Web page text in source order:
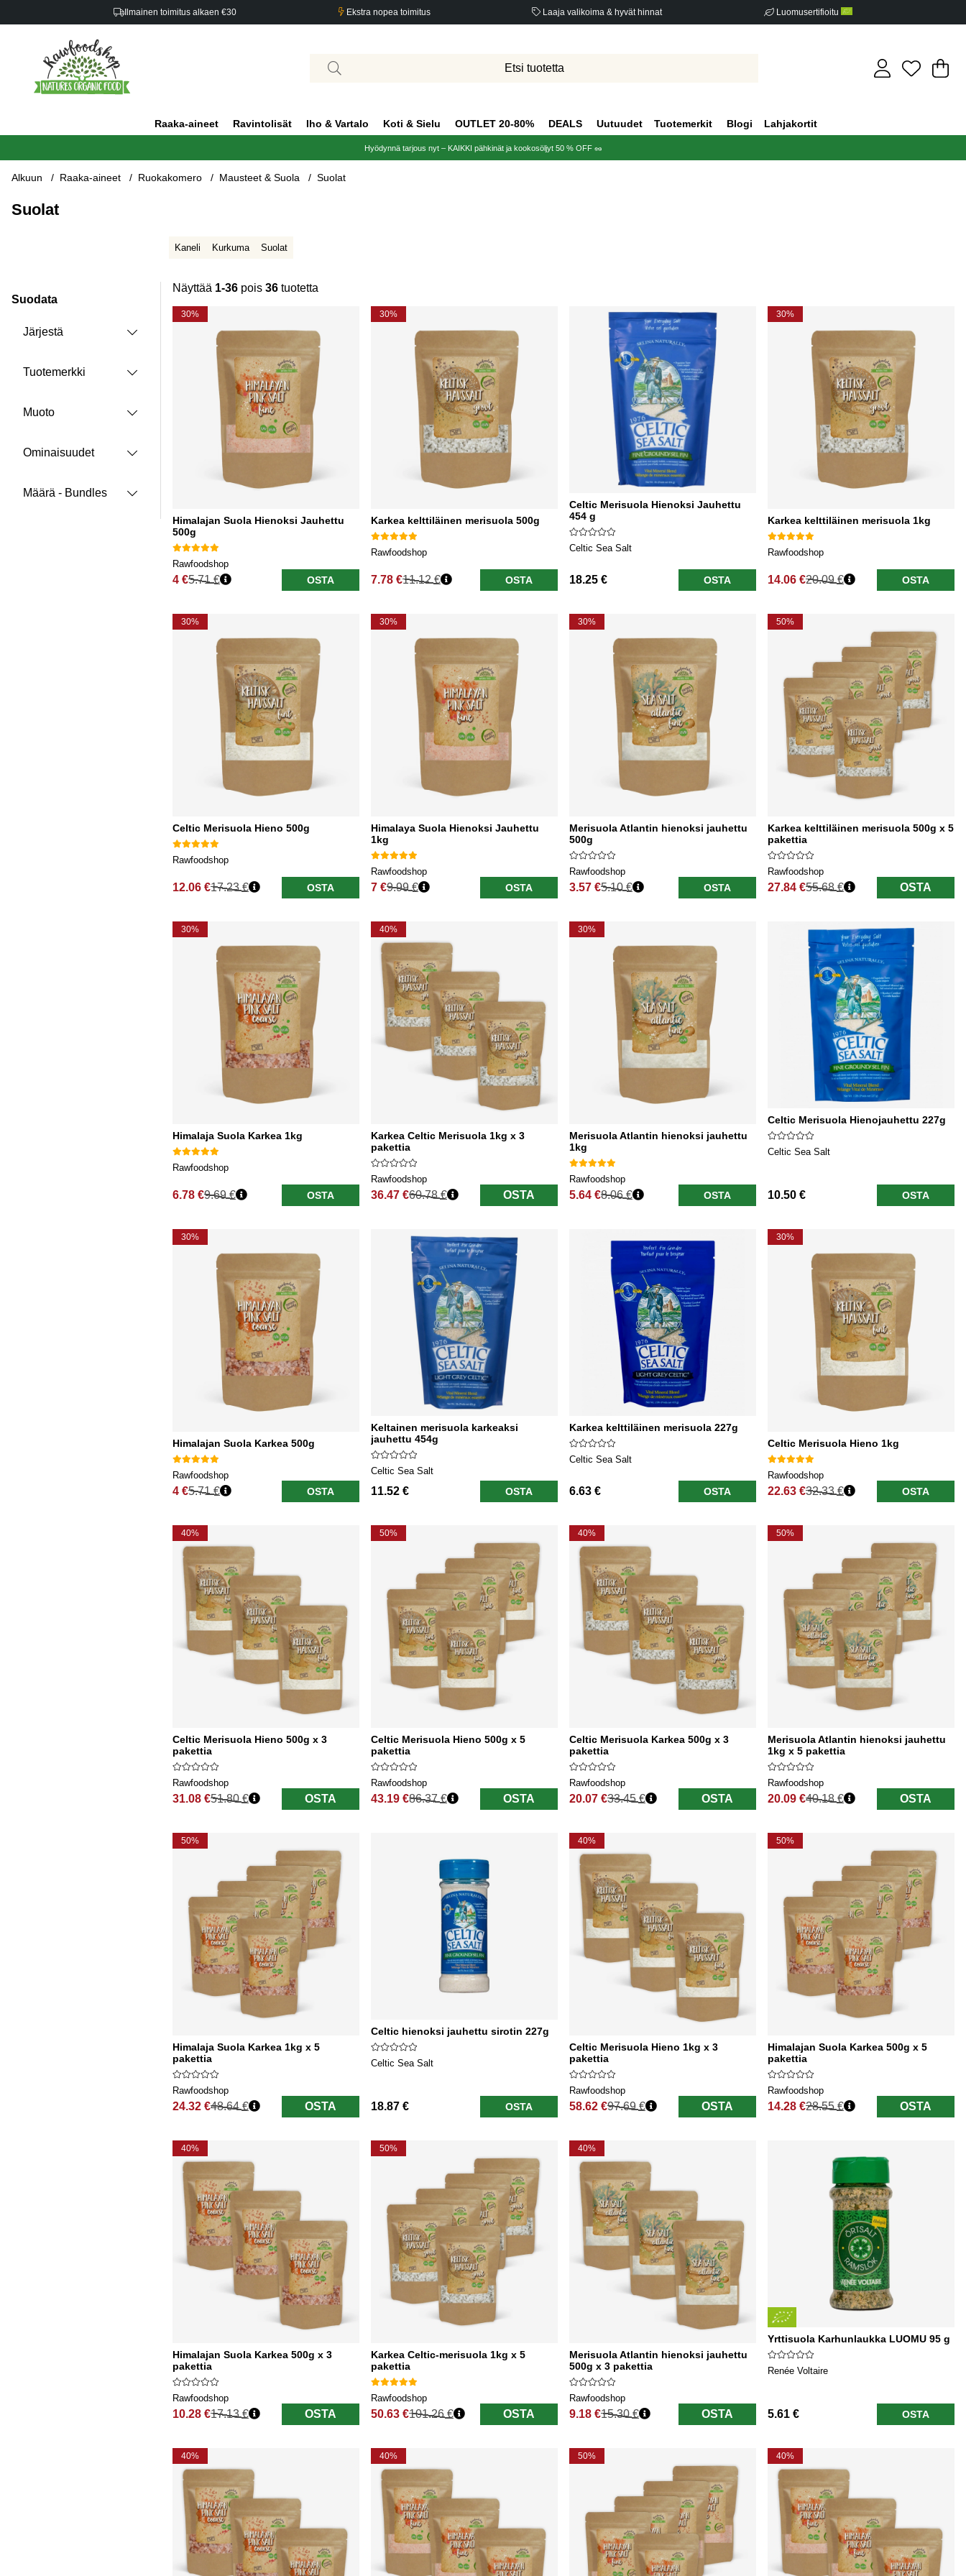
Ilmainen toimitus alkaen €30 Ekstra nopea toimitus Laaja valikoima & hyvät hinnat Luomusertifioitu
.
Raaka-aineet Ravintolisät Iho & Vartalo Koti & Sielu OUTLET 20-80% DEALS Uutuudet Tuotemerkit Blogi Lahjakortit
Hyödynnä tarjous nyt – KAIKKI pähkinät ja kookosöljyt 50 % OFF 🥜
Alkuun Raaka-aineet Ruokakomero Mausteet & Suola Suolat
Suolat
Kaneli Kurkuma Suolat
Suodata
Järjestä
Tuotemerkki
Muoto
Ominaisuudet
Määrä - Bundles
Näyttää 1-36 pois 36 tuotetta
Tuotteet
30%
Himalajan Suola Hienoksi Jauhettu
500g
Rawfoodshop
4 €
Normaali hinta
5.71 € OSTA
30%
Karkea kelttiläinen merisuola 500g
Rawfoodshop
7.78 €
Normaali hinta
11.12 € OSTA
Celtic Merisuola Hienoksi Jauhettu
454 g
Celtic Sea Salt
18.25 € OSTA
30%
Karkea kelttiläinen merisuola 1kg
Rawfoodshop
14.06 €
Normaali hinta
20.09 € OSTA
30%
Celtic Merisuola Hieno 500g
Rawfoodshop
12.06 €
Normaali hinta
17.23 € OSTA
30%
Himalaya Suola Hienoksi Jauhettu
1kg
Rawfoodshop
7 €
Normaali hinta
9.99 € OSTA
30%
Merisuola Atlantin hienoksi jauhettu
500g
Rawfoodshop
3.57 €
Normaali hinta
5.10 € OSTA
50%
Karkea kelttiläinen merisuola 500g x 5
pakettia
Rawfoodshop
27.84 €
Normaali hinta
55.68 € OSTA
30%
Himalaja Suola Karkea 1kg
Rawfoodshop
6.78 €
Normaali hinta
9.69 € OSTA
40%
Karkea Celtic Merisuola 1kg x 3
pakettia
Rawfoodshop
36.47 €
Normaali hinta
60.78 € OSTA
30%
Merisuola Atlantin hienoksi jauhettu
1kg
Rawfoodshop
5.64 €
Normaali hinta
8.06 € OSTA
Celtic Merisuola Hienojauhettu 227g
Celtic Sea Salt
10.50 € OSTA
30%
Himalajan Suola Karkea 500g
Rawfoodshop
4 €
Normaali hinta
5.71 € OSTA
Keltainen merisuola karkeaksi
jauhettu 454g
Celtic Sea Salt
11.52 € OSTA
Karkea kelttiläinen merisuola 227g
Celtic Sea Salt
6.63 € OSTA
30%
Celtic Merisuola Hieno 1kg
Rawfoodshop
22.63 €
Normaali hinta
32.33 € OSTA
40%
Celtic Merisuola Hieno 500g x 3
pakettia
Rawfoodshop
31.08 €
Normaali hinta
51.80 € OSTA
50%
Celtic Merisuola Hieno 500g x 5
pakettia
Rawfoodshop
43.19 €
Normaali hinta
86.37 € OSTA
40%
Celtic Merisuola Karkea 500g x 3
pakettia
Rawfoodshop
20.07 €
Normaali hinta
33.45 € OSTA
50%
Merisuola Atlantin hienoksi jauhettu
1kg x 5 pakettia
Rawfoodshop
20.09 €
Normaali hinta
40.18 € OSTA
50%
Himalaja Suola Karkea 1kg x 5
pakettia
Rawfoodshop
24.32 €
Normaali hinta
48.64 € OSTA
Celtic hienoksi jauhettu sirotin 227g
Celtic Sea Salt
18.87 € OSTA
40%
Celtic Merisuola Hieno 1kg x 3
pakettia
Rawfoodshop
58.62 €
Normaali hinta
97.69 € OSTA
50%
Himalajan Suola Karkea 500g x 5
pakettia
Rawfoodshop
14.28 €
Normaali hinta
28.55 € OSTA
40%
Himalajan Suola Karkea 500g x 3
pakettia
Rawfoodshop
10.28 €
Normaali hinta
17.13 € OSTA
50%
Karkea Celtic-merisuola 1kg x 5
pakettia
Rawfoodshop
50.63 €
Normaali hinta
101.26 € OSTA
40%
Merisuola Atlantin hienoksi jauhettu
500g x 3 pakettia
Rawfoodshop
9.18 €
Normaali hinta
15.30 € OSTA
Yrttisuola Karhunlaukka LUOMU 95 g
Renée Voltaire
5.61 € OSTA
40% 40% 50% 40%